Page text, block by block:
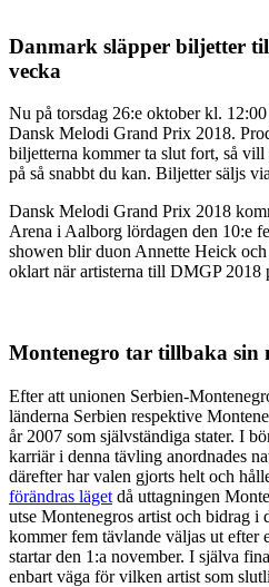
Danmark släpper biljetter
vecka
Nu på torsdag 26:e oktober kl.
Dansk Melodi Grand Prix 2018.
biljetterna kommer ta slut fort, så vill
på så snabbt du kan. Biljetter säljs
Dansk Melodi Grand Prix 2018
Arena i Aalborg lördagen den 10:e
showen blir duon Annette Heick
oklart när artisterna till DMGP 2018
Montenegro tar tillbaka sin
Efter att unionen Serbien-
länderna Serbien respektive
år 2007 som självständiga stater. I
karriär i denna tävling anordnades
därefter har valen gjorts helt och
förändras läget då uttagningen
utse Montenegros artist och bidrag
kommer fem tävlande väljas ut efter
startar den 1:a november. I själva
enbart väga för vilken artist som